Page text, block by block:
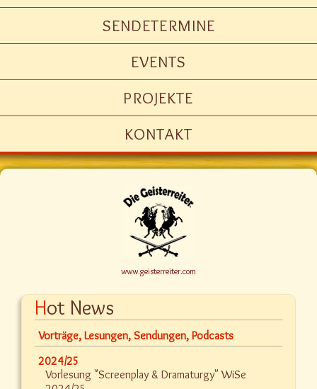
SENDETERMINE
EVENTS
PROJEKTE
KONTAKT
www.geisterreiter.com
Hot News
Vorträge, Lesungen, Sendungen, Podcasts
2024/25
Vorlesung "Screenplay & Dramaturgy" WiSe